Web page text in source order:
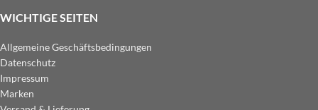
WICHTIGE SEITEN
Allgemeine Geschäftsbedingungen
Datenschutz
Impressum
Marken